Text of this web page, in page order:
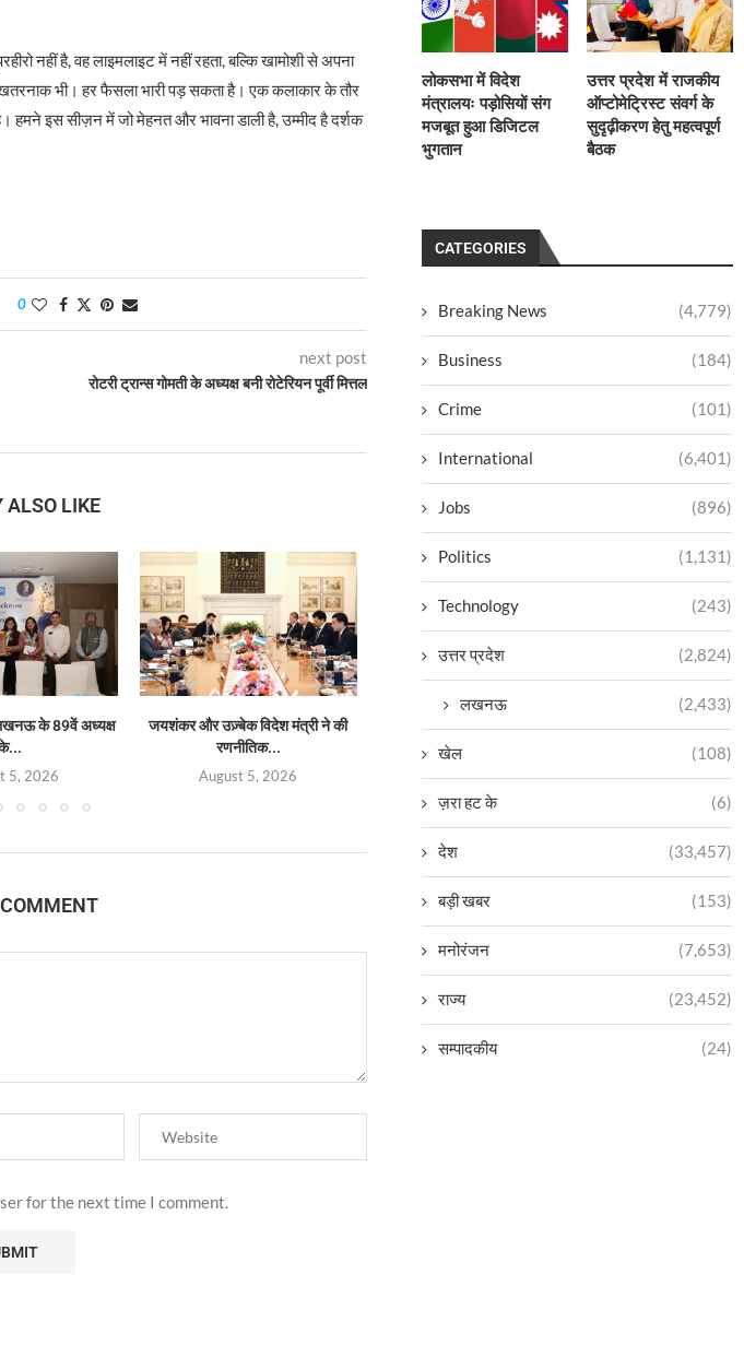
नहीं है, वह लाइमलाइट में नहीं रहता, बल्कि खामोशी से अपना
खतरनाक भी। हर फैसला भारी पड़ सकता है। एक कलाकार के तौर
हमने इस सीज़न में जो मेहनत और भावना डाली है, उम्मीद है दर्शक
0
next post
रोटरी ट्रान्स गोमती के अध्यक्ष बनी रोटेरियन पूर्वी मित्तल
ALSO LIKE
के 89वें अध्यक्ष
5, 2026
जयशंकर और उज़्बेक विदेश मंत्री ने की
रणनीतिक...
August 5, 2026
प्रताप परिषद उत्तर प्रदेश की नई
कार्यकारिणी निर्विरोध...
August 4, 2026
भारतीय परंपराओं के
सनातन
August 4,
for the next time I comment.
लोकसभा में विदेश
मंत्रालयः पड़ोसियों संग
मजबूत हुआ डिजिटल
भुगतान
उत्तर प्रदेश में राजकीय
ऑप्टोमेट्रिस्ट संवर्ग के
सुदृढ़ीकरण हेतु महत्वपूर्ण
बैठक
CATEGORIES
Breaking News (4,779)
Business (184)
Crime (101)
International (6,401)
Jobs (896)
Politics (1,131)
Technology (243)
उत्तर प्रदेश (2,824)
लखनऊ (2,433)
खेल (108)
ज़रा हट के (6)
देश (33,457)
बड़ी खबर (153)
मनोरंजन (7,653)
राज्य (23,452)
सम्पादकीय (24)